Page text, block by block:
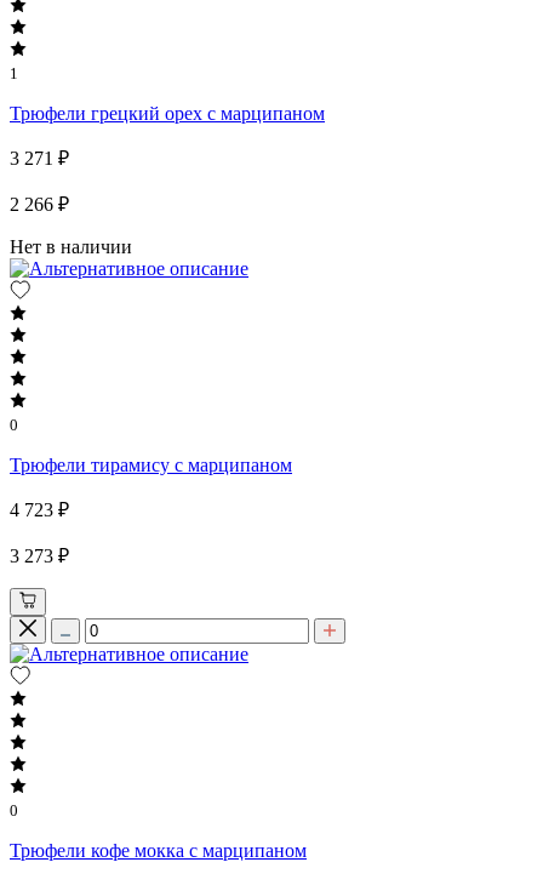
1
Трюфели грецкий орех с марципаном
3 271 ₽
2 266 ₽
Нет в наличии
0
Трюфели тирамису с марципаном
4 723 ₽
3 273 ₽
0
Трюфели кофе мокка с марципаном